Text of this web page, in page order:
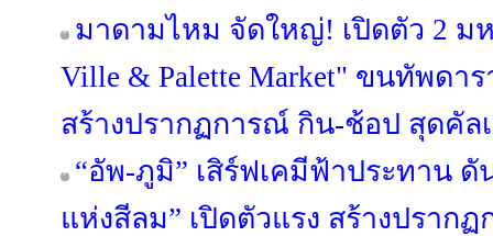
มาดามไหม จัดใหญ่! เปิดตัว 2 มห
Ville & Palette Market" ขนทัพดา
สร้างปรากฏการณ์ กิน-ช้อป สุดคัล
“อัพ-ภูมิ” เสิร์ฟเคมีฟ้าประทาน ดั
แห่งสีลม” เปิดตัวแรง สร้างปราก